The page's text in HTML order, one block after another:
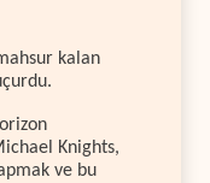
kalan
Knights,
ve bu